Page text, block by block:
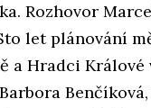
Rozhovor
let plánování
a Hradci